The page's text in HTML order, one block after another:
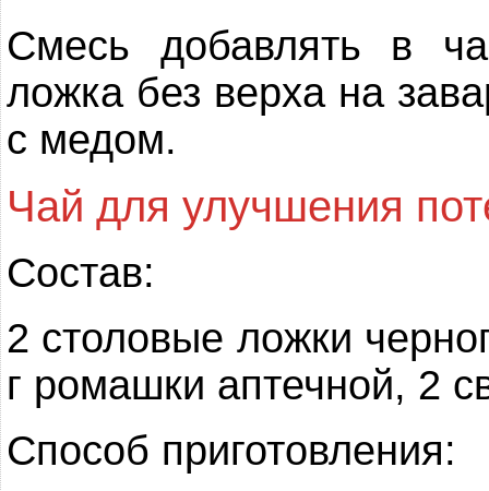
Смесь добавлять в
ложка без верха на
с медом.
Чай для улучшения
Состав:
2 столовые ложки
г ромашки аптечной, 2
Способ приготовления: